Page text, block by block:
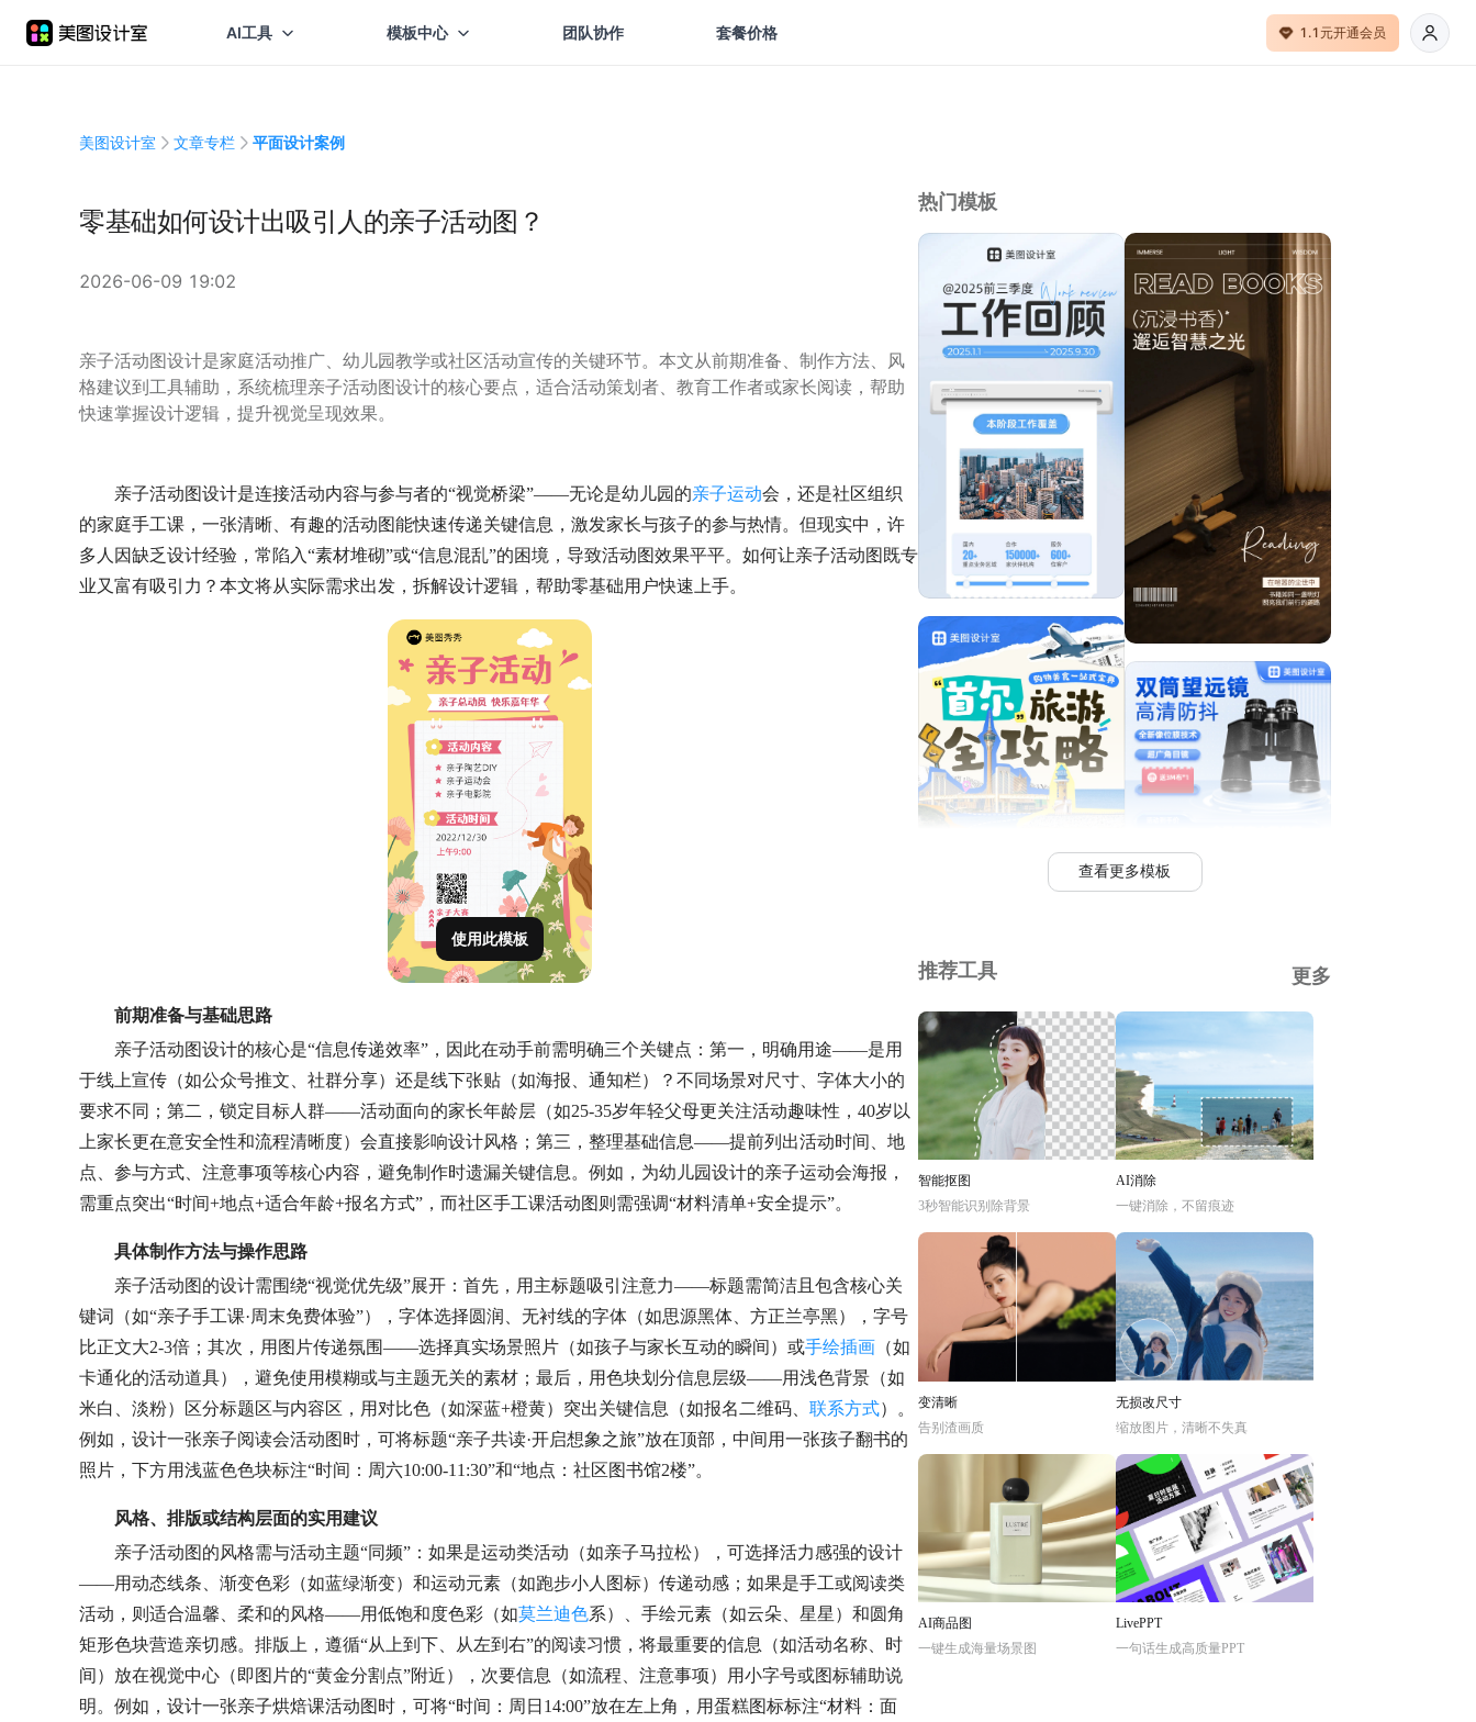
AI工具 模板中心 团队协作 套餐价格 1.1元开通会员
美图设计室 文章专栏 平面设计案例
零基础如何设计出吸引人的亲子活动图？
2026-06-09 19:02
亲子活动图设计是家庭活动推广、幼儿园教学或社区活动宣传的关键环节。本文从前期准备、制作方法、风
格建议到工具辅助，系统梳理亲子活动图设计的核心要点，适合活动策划者、教育工作者或家长阅读，帮助
快速掌握设计逻辑，提升视觉呈现效果。
亲子活动图设计是连接活动内容与参与者的“视觉桥梁”——无论是幼儿园的亲子运动会，还是社区组织
的家庭手工课，一张清晰、有趣的活动图能快速传递关键信息，激发家长与孩子的参与热情。但现实中，许
多人因缺乏设计经验，常陷入“素材堆砌”或“信息混乱”的困境，导致活动图效果平平。如何让亲子活动图既专
业又富有吸引力？本文将从实际需求出发，拆解设计逻辑，帮助零基础用户快速上手。
使用此模板
前期准备与基础思路
亲子活动图设计的核心是“信息传递效率”，因此在动手前需明确三个关键点：第一，明确用途——是用
于线上宣传（如公众号推文、社群分享）还是线下张贴（如海报、通知栏）？不同场景对尺寸、字体大小的
要求不同；第二，锁定目标人群——活动面向的家长年龄层（如25-35岁年轻父母更关注活动趣味性，40岁以
上家长更在意安全性和流程清晰度）会直接影响设计风格；第三，整理基础信息——提前列出活动时间、地
点、参与方式、注意事项等核心内容，避免制作时遗漏关键信息。例如，为幼儿园设计的亲子运动会海报，
需重点突出“时间+地点+适合年龄+报名方式”，而社区手工课活动图则需强调“材料清单+安全提示”。
具体制作方法与操作思路
亲子活动图的设计需围绕“视觉优先级”展开：首先，用主标题吸引注意力——标题需简洁且包含核心关
键词（如“亲子手工课·周末免费体验”），字体选择圆润、无衬线的字体（如思源黑体、方正兰亭黑），字号
比正文大2-3倍；其次，用图片传递氛围——选择真实场景照片（如孩子与家长互动的瞬间）或手绘插画 （如
卡通化的活动道具），避免使用模糊或与主题无关的素材；最后，用色块划分信息层级——用浅色背景（如
米白、淡粉）区分标题区与内容区，用对比色（如深蓝+橙黄）突出关键信息（如报名二维码、 联系方式）。
例如，设计一张亲子阅读会活动图时，可将标题“亲子共读·开启想象之旅”放在顶部，中间用一张孩子翻书的
照片，下方用浅蓝色色块标注“时间：周六10:00-11:30”和“地点：社区图书馆2楼”。
风格、排版或结构层面的实用建议
亲子活动图的风格需与活动主题“同频”：如果是运动类活动（如亲子马拉松），可选择活力感强的设计
——用动态线条、渐变色彩（如蓝绿渐变）和运动元素（如跑步小人图标）传递动感；如果是手工或阅读类
活动，则适合温馨、柔和的风格——用低饱和度色彩（如莫兰迪色系）、手绘元素（如云朵、星星）和圆角
矩形色块营造亲切感。排版上，遵循“从上到下、从左到右”的阅读习惯，将最重要的信息（如活动名称、时
间）放在视觉中心（即图片的“黄金分割点”附近），次要信息（如流程、注意事项）用小字号或图标辅助说
明。例如，设计一张亲子烘焙课活动图时，可将“时间：周日14:00”放在左上角，用蛋糕图标标注“材料：面
热门模板
查看更多模板
推荐工具 更多
智能抠图
3秒智能识别除背景
AI消除
一键消除，不留痕迹
变清晰
告别渣画质
无损改尺寸
缩放图片，清晰不失真
AI商品图
一键生成海量场景图
LivePPT
一句话生成高质量PPT